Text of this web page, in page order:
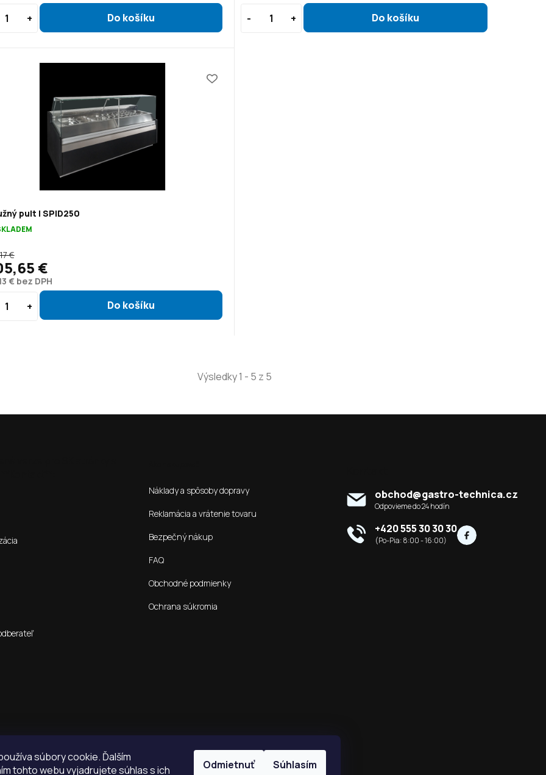
súbory cookie. Ďalším
tohto webu vyjadrujete súhlas s ich
Odmietnuť Súhlasím
pult | SPID250
€ bez DPH
€
€
Výsledky 1 - 5 z 5
Náklady a spôsoby dopravy
Reklamácia a vrátenie tovaru
Bezpečný nákup
FAQ
Obchodné podmienky
Ochrana súkromia
obchod@gastro-technica.cz
+420 555 30 30 30